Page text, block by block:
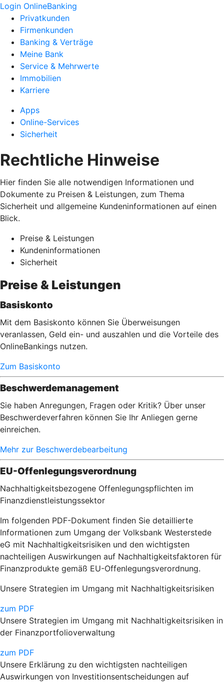
Login OnlineBanking
Privatkunden
Firmenkunden
Banking & Verträge
Meine Bank
Service & Mehrwerte
Immobilien
Karriere
Apps
Online-Services
Sicherheit
Rechtliche Hinweise
Hier finden Sie alle notwendigen Informationen und
Dokumente zu Preisen & Leistungen, zum Thema
Sicherheit und allgemeine Kundeninformationen auf einen
Blick.
Preise & Leistungen
Kundeninformationen
Sicherheit
Preise & Leistungen
Basiskonto
Mit dem Basiskonto können Sie Überweisungen
veranlassen, Geld ein- und auszahlen und die Vorteile des
OnlineBankings nutzen.
Zum Basiskonto
Beschwerdemanagement
Sie haben Anregungen, Fragen oder Kritik? Über unser
Beschwerdeverfahren können Sie Ihr Anliegen gerne
einreichen.
Mehr zur Beschwerdebearbeitung
EU-Offenlegungsverordnung
Nachhaltigkeitsbezogene Offenlegungspflichten im
Finanzdienstleistungssektor
Im folgenden PDF-Dokument finden Sie detaillierte
Informationen zum Umgang der Volksbank Westerstede
eG mit Nachhaltigkeitsrisiken und den wichtigsten
nachteiligen Auswirkungen auf Nachhaltigkeitsfaktoren für
Finanzprodukte gemäß EU-Offenlegungsverordnung.
Unsere Strategien im Umgang mit Nachhaltigkeitsrisiken
zum PDF
Unsere Strategien im Umgang mit Nachhaltigkeitsrisiken in
der Finanzportfolioverwaltung
zum PDF
Unsere Erklärung zu den wichtigsten nachteiligen
Auswirkungen von Investitionsentscheidungen auf